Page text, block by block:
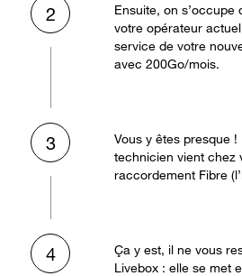
2
Ensuite, on s’occupe
votre opérateur
service de votre
avec 200Go/mois.
3
Vous y êtes presque
technicien vient chez
raccordement Fibre
4
Ça y est, il ne vous
Livebox : elle se met